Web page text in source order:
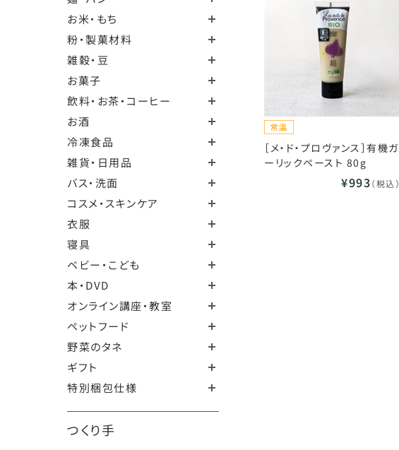
お米・もち
粉・製菓材料
雑穀・豆
お菓子
飲料・お茶・コーヒー
お酒
冷凍食品
雑貨・日用品
バス・洗面
コスメ・スキンケア
衣服
寝具
ベビー・こども
本・DVD
オンライン講座・教室
ペットフード
野菜のタネ
ギフト
特別梱包仕様
つくり手
［メ・ド・プロヴァンス］有機ガ
ーリックペースト 80g
¥993（税込）